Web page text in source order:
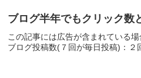
ブログ半年でもクリック数
この記事には広告が含まれている
ブログ投稿数(７回が毎日投稿)：２